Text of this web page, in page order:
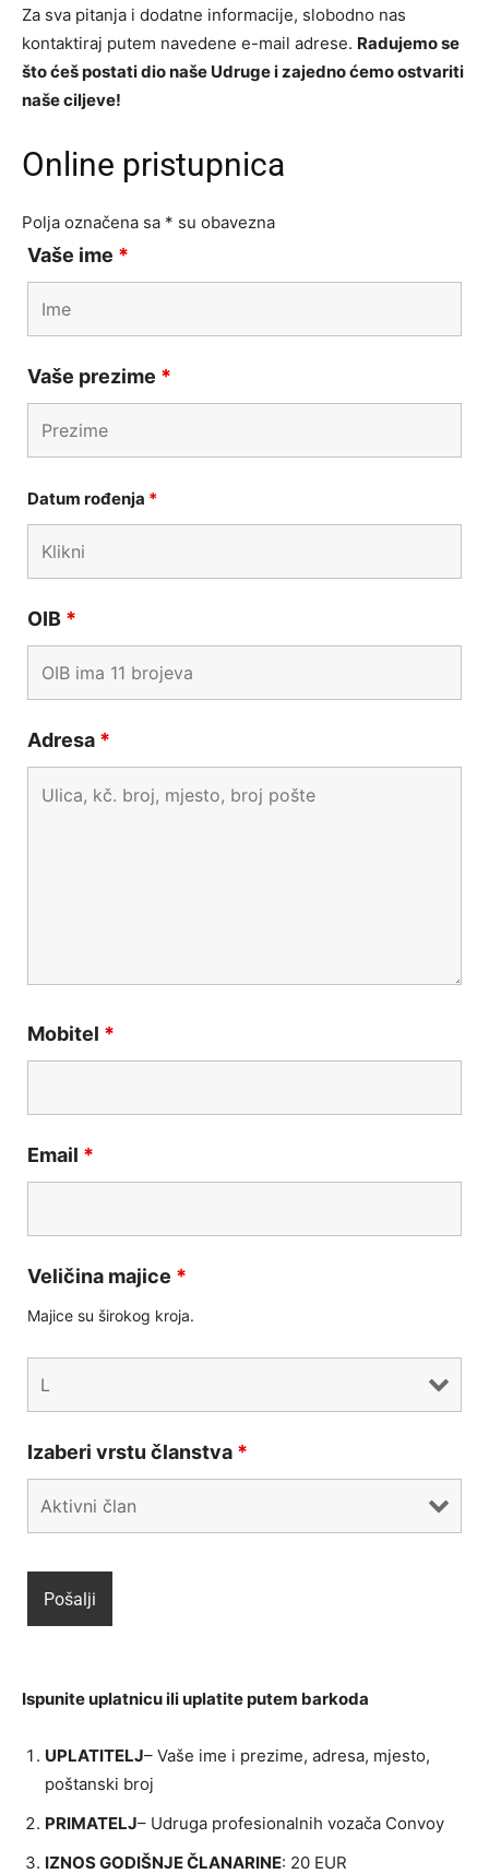
Za sva pitanja i dodatne informacije, slobodno nas
kontaktiraj putem navedene e-mail adrese. Radujemo se
što ćeš postati dio naše Udruge i zajedno ćemo ostvariti
naše ciljeve!
Online pristupnica
Polja označena sa * su obavezna
Vaše ime *
Vaše prezime *
Datum rođenja *
OIB *
Adresa *
Mobitel *
Email *
Veličina majice *
Majice su širokog kroja.
Izaberi vrstu članstva *
Ispunite uplatnicu ili uplatite putem barkoda
UPLATITELJ– Vaše ime i prezime, adresa, mjesto,
poštanski broj
PRIMATELJ– Udruga profesionalnih vozača Convoy
IZNOS GODIŠNJE ČLANARINE: 20 EUR